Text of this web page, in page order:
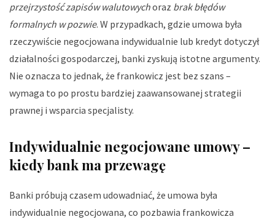
przejrzystość zapisów walutowychoraz brak błędów
formalnych w pozwie. W przypadkach, gdzie umowa była
rzeczywiście negocjowana indywidualnie lub kredyt dotyczył
działalności gospodarczej, banki zyskują istotne argumenty.
Nie oznacza to jednak, że frankowicz jest bez szans –
wymaga to po prostu bardziej zaawansowanej strategii
prawnej i wsparcia specjalisty.
Indywidualnie negocjowane umowy –
kiedy bank ma przewagę
Banki próbują czasem udowadniać, że umowa była
indywidualnie negocjowana, co pozbawia frankowicza